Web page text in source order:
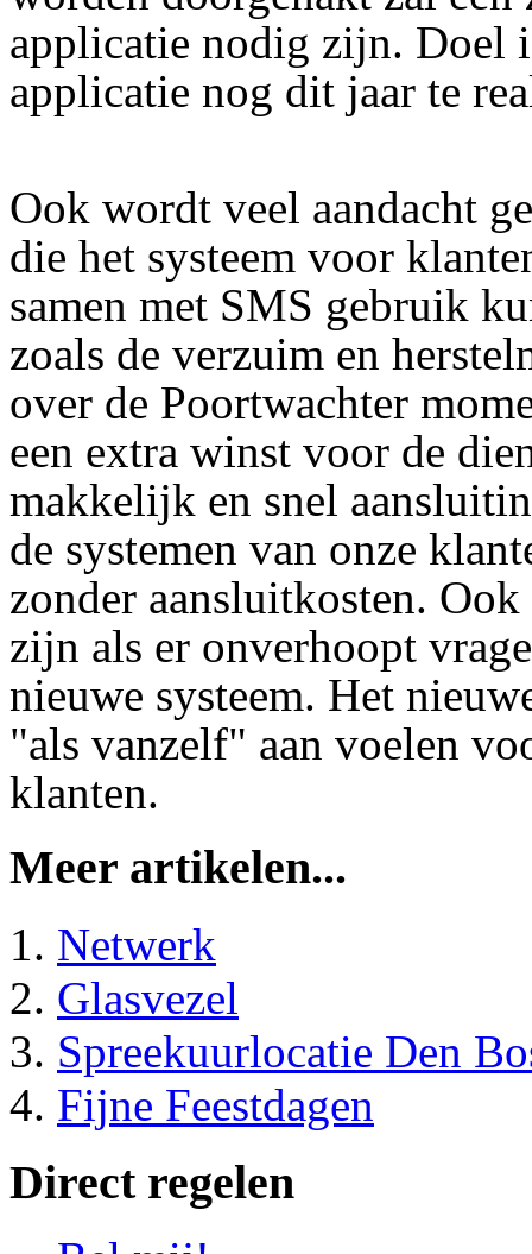
applicatie nodig zijn. Doel
applicatie nog dit jaar te
Ook wordt veel aandacht
die het systeem voor
samen met SMS gebruik
zoals de verzuim en
over de Poortwachter
een extra winst voor de
makkelijk en snel
de systemen van onze
zonder aansluitkosten.
zijn als er onverhoopt
nieuwe systeem. Het
"als vanzelf" aan voelen
klanten.
Meer artikelen...
Netwerk
Glasvezel
Spreekuurlocatie Den
Fijne Feestdagen
Direct regelen